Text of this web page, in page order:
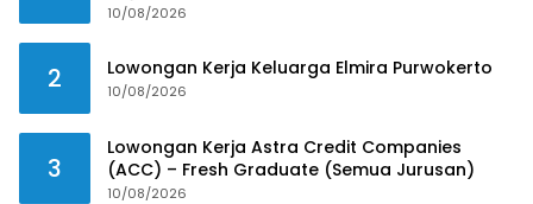
10/08/2026
2 Lowongan Kerja Keluarga Elmira Purwokerto
10/08/2026
3
Lowongan Kerja Astra Credit Companies
(ACC) – Fresh Graduate (Semua Jurusan)
10/08/2026